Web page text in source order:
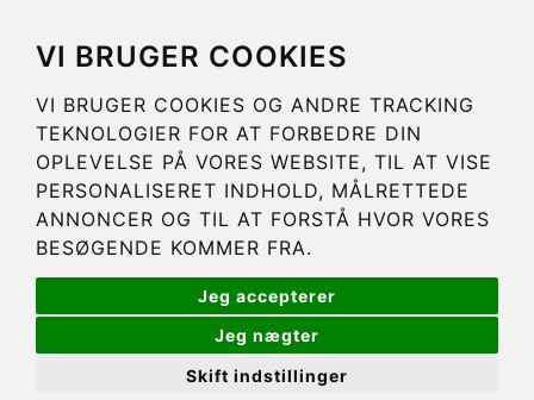
VI BRUGER COOKIES
VI BRUGER COOKIES OG ANDRE TRACKING
TEKNOLOGIER FOR AT FORBEDRE DIN
OPLEVELSE PÅ VORES WEBSITE, TIL AT VISE
PERSONALISERET INDHOLD, MÅLRETTEDE
ANNONCER OG TIL AT FORSTÅ HVOR VORES
BESØGENDE KOMMER FRA.
Jeg accepterer
Jeg nægter
Skift indstillinger